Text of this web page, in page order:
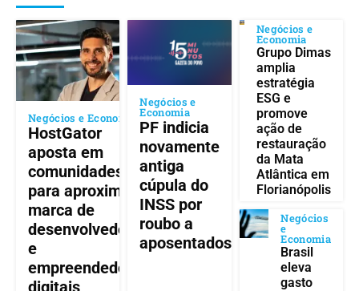
Negócios e Economia
HostGator
aposta em
comunidades
para aproximar
marca de
desenvolvedores
e
empreendedores
Negócios e
Economia
PF indicia
novamente
antiga
cúpula do
INSS por
roubo a
aposentados
Negócios e
Economia
Grupo Dimas
amplia
estratégia
ESG e
promove
ação de
restauração
da Mata
Atlântica em
Florianópolis
Negócios
e
Economia
Brasil
eleva
gasto